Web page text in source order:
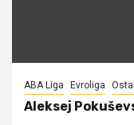
ABA Liga Evroliga
Aleksej